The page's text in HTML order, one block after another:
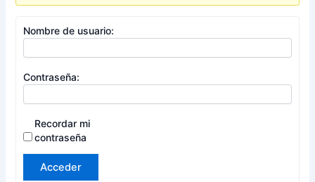
Nombre de usuario:
Contraseña:
Recordar mi
contraseña
Acceder